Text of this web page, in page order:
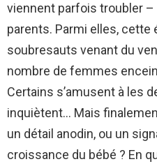
viennent parfois troubler
parents. Parmi elles, cette
soubresauts venant du
nombre de femmes
Certains s’amusent à les
inquiètent… Mais
un détail anodin, ou un
croissance du bébé ? En